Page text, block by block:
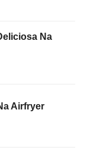
Na
Airfryer